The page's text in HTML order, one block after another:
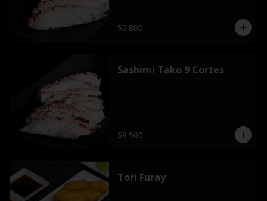
$5.800
Sashimi Tako 9 Cortes
$8.500
Tori Furay